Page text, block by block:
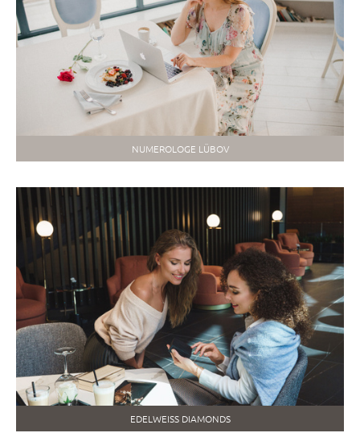
NUMEROLOGE LÜBOV
EDELWEISS DIAMONDS